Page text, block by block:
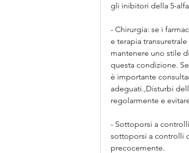
gli inibitori della 5-
- Chirurgia: se i
e terapia
mantenere uno stile
questa condizione.
è importante
adeguati.,Disturbi
regolarmente e
- Sottoporsi a
sottoporsi a controlli
precocemente.